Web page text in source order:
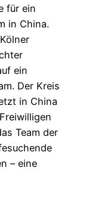
für ein
in China.
ein
Der Kreis
in China
Team der
– eine